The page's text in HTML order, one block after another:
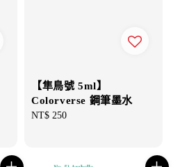
【隼鳥號 5ml】
Colorverse 鋼筆墨水
Regular
NT$ 250